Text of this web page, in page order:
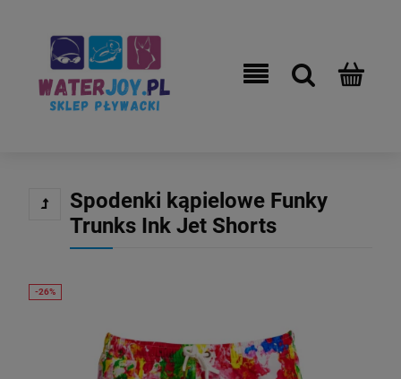
Spodenki kąpielowe Funky
Trunks Ink Jet Shorts